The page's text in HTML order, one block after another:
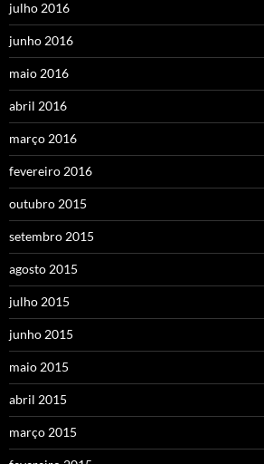
julho 2016
junho 2016
maio 2016
abril 2016
março 2016
fevereiro 2016
outubro 2015
setembro 2015
agosto 2015
julho 2015
junho 2015
maio 2015
abril 2015
março 2015